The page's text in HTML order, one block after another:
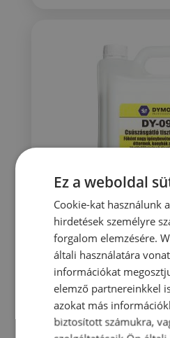
DY-09
5000
9 779
Ez a weboldal
Cookie-kat használunk
hirdetések személyre
forgalom elemzésére.
általi használatára
információkat
elemző partnereinkkel
azokat más
biztosított számukra,